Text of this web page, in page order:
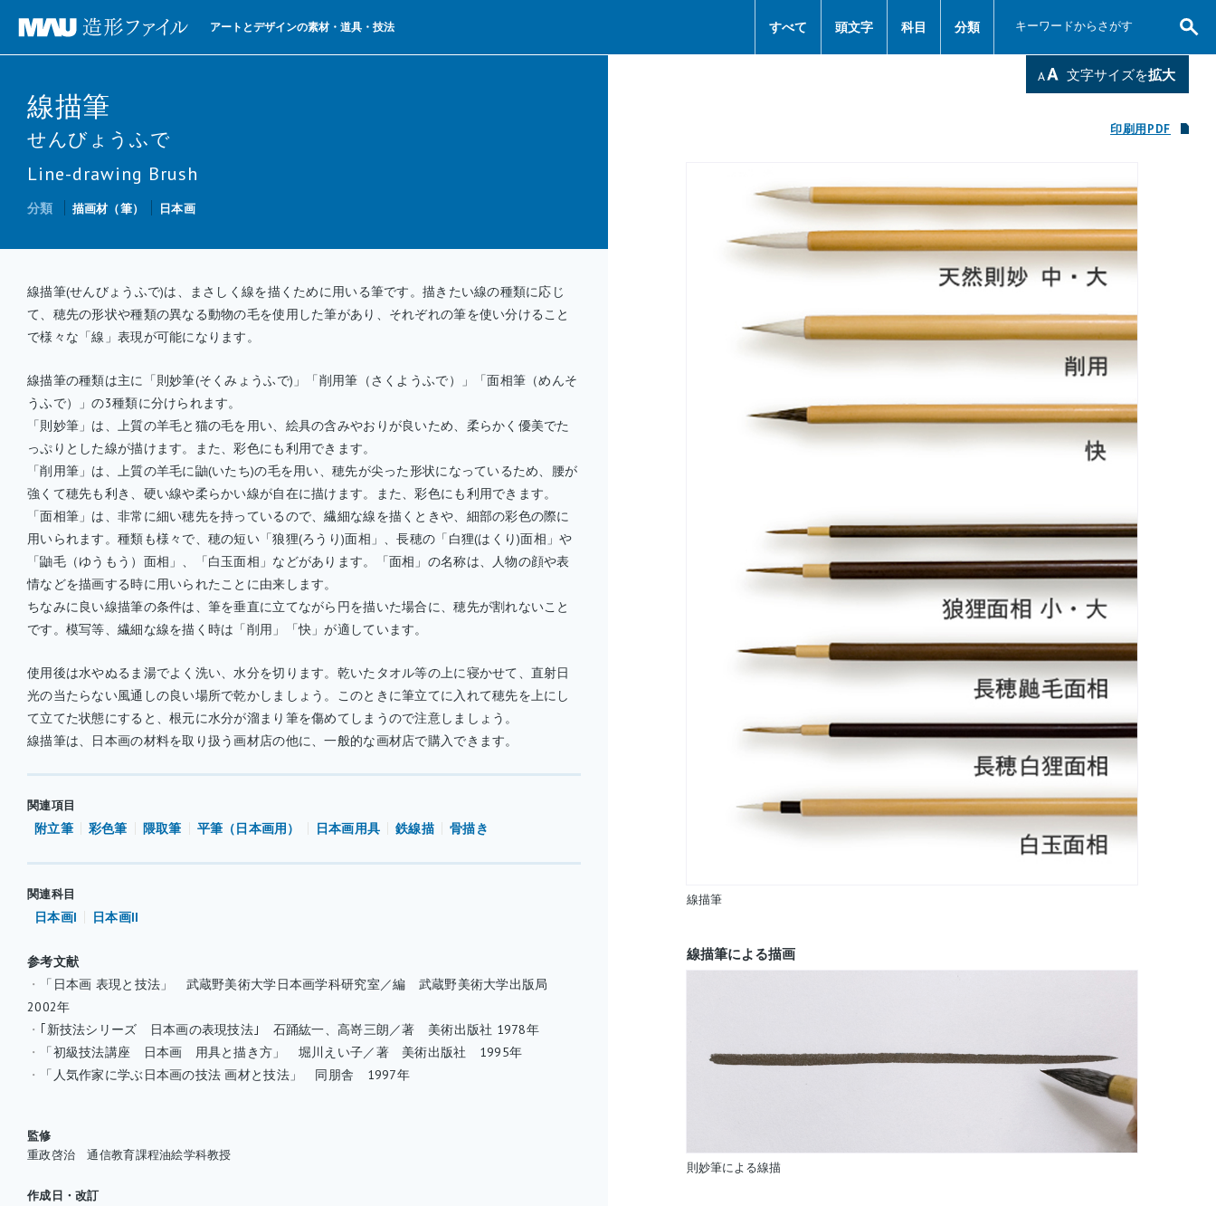
アートとデザインの素材・道具・技法 すべて 頭文字 科目 分類
線描筆
せんびょうふで
Line-drawing Brush
分類 描画材（筆） 日本画
線描筆(せんびょうふで)は、まさしく線を描くために用いる筆です。描きたい線の種類に応じ
て、穂先の形状や種類の異なる動物の毛を使用した筆があり、それぞれの筆を使い分けること
で様々な「線」表現が可能になります。
線描筆の種類は主に「則妙筆(そくみょうふで)」「削用筆（さくようふで）」「面相筆（めんそ
うふで）」の3種類に分けられます。
「則妙筆」は、上質の羊毛と猫の毛を用い、絵具の含みやおりが良いため、柔らかく優美でた
っぷりとした線が描けます。また、彩色にも利用できます。
「削用筆」は、上質の羊毛に鼬(いたち)の毛を用い、穂先が尖った形状になっているため、腰が
強くて穂先も利き、硬い線や柔らかい線が自在に描けます。また、彩色にも利用できます。
「面相筆」は、非常に細い穂先を持っているので、繊細な線を描くときや、細部の彩色の際に
用いられます。種類も様々で、穂の短い「狼狸(ろうり)面相」、長穂の「白狸(はくり)面相」や
「鼬毛（ゆうもう）面相」、「白玉面相」などがあります。「面相」の名称は、人物の顔や表
情などを描画する時に用いられたことに由来します。
ちなみに良い線描筆の条件は、筆を垂直に立てながら円を描いた場合に、穂先が割れないこと
です。模写等、繊細な線を描く時は「削用」「快」が適しています。
使用後は水やぬるま湯でよく洗い、水分を切ります。乾いたタオル等の上に寝かせて、直射日
光の当たらない風通しの良い場所で乾かしましょう。このときに筆立てに入れて穂先を上にし
て立てた状態にすると、根元に水分が溜まり筆を傷めてしまうので注意しましょう。
線描筆は、日本画の材料を取り扱う画材店の他に、一般的な画材店で購入できます。
関連項目
附立筆 彩色筆 隈取筆 平筆（日本画用） 日本画用具 鉄線描 骨描き
関連科目
日本画I 日本画II
参考文献
・
「日本画 表現と技法」 武蔵野美術大学日本画学科研究室／編 武蔵野美術大学出版局
2002年
・ ｢新技法シリーズ 日本画の表現技法｣ 石踊紘一、高嵜三朗／著 美術出版社 1978年
・
「初級技法講座 日本画 用具と描き方」 堀川えい子／著 美術出版社 1995年
・
「人気作家に学ぶ日本画の技法 画材と技法」 同朋舎 1997年
監修
重政啓治 通信教育課程油絵学科教授
作成日・改訂
文字サイズを拡大
印刷用PDF
線描筆
線描筆による描画
則妙筆による線描